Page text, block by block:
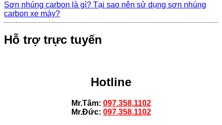
Sơn nhúng carbon là gì? Tại sao nên sử dụng sơn nhúng
carbon xe máy?
Hỗ trợ trực tuyến
Hotline
Mr.Tâm: 097.358.1102
Mr.Đức: 097.358.1102